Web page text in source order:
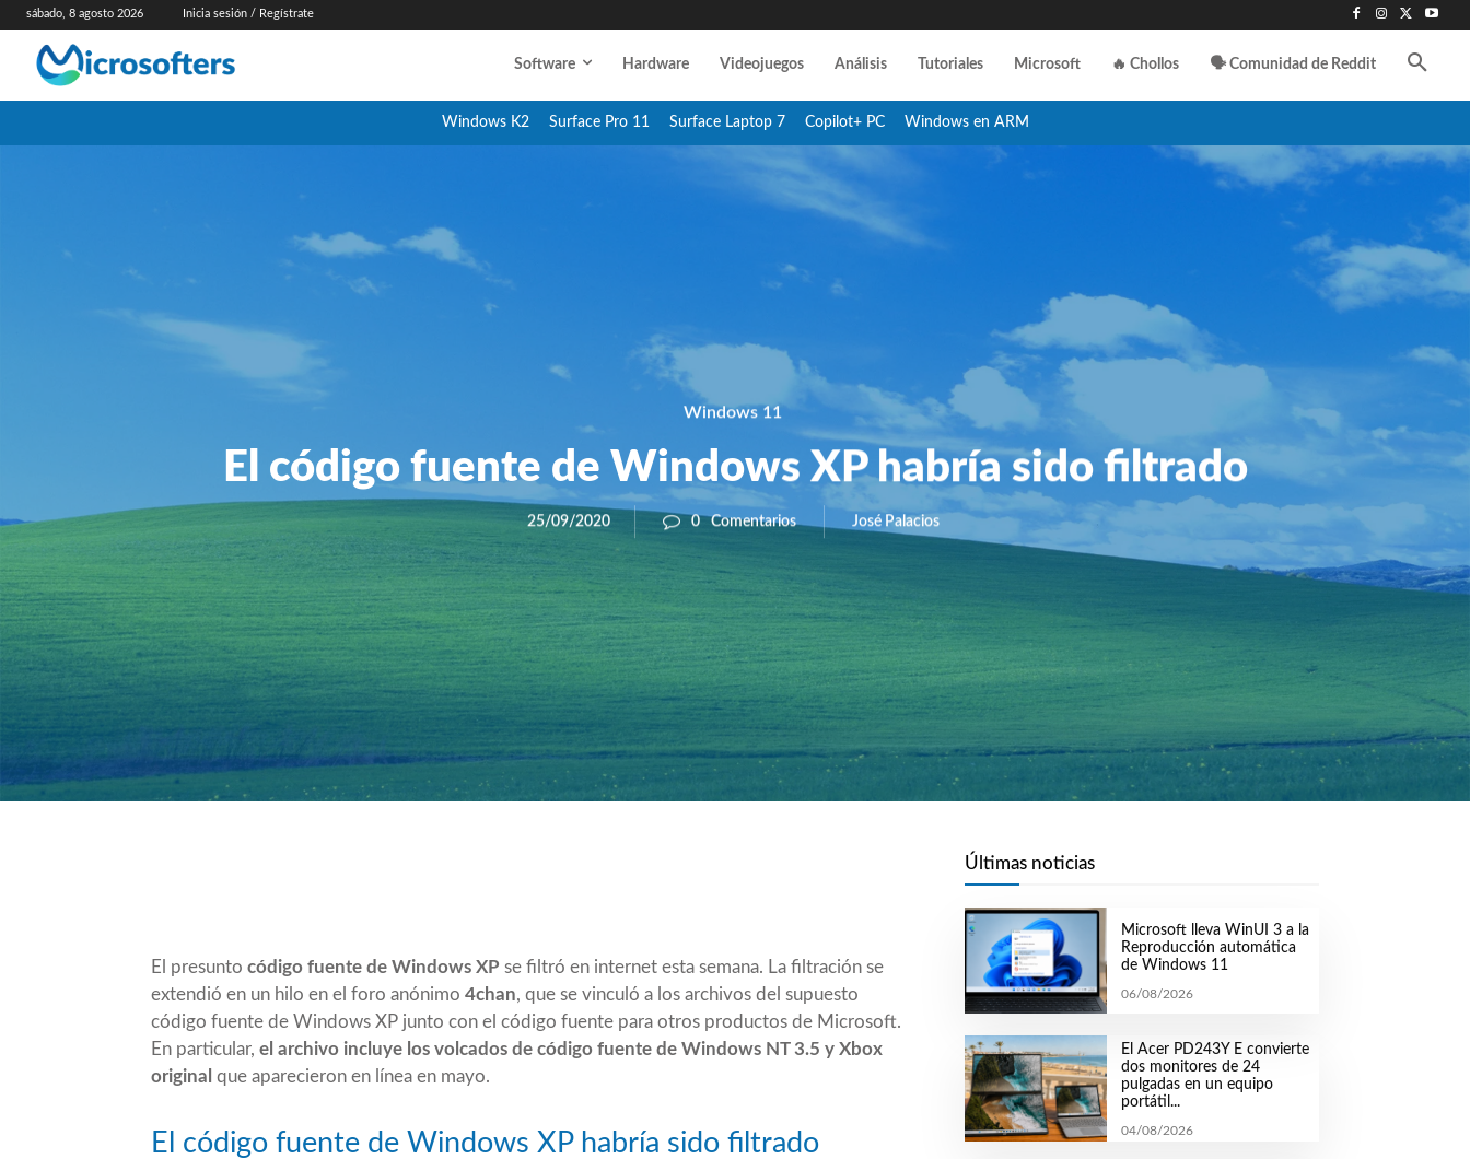
sábado, 8 agosto 2026 Inicia sesión / Regístrate
Software Hardware Videojuegos Análisis Tutoriales Microsoft 🔥 Chollos 🗣️ Comunidad de Reddit
Windows K2 Surface Pro 11 Surface Laptop 7 Copilot+ PC Windows en ARM
Windows 11
El código fuente de Windows XP habría sido filtrado
25/09/2020 0 Comentarios José Palacios
El presunto código fuente de Windows XP se filtró en internet esta semana. La filtración se
extendió en un hilo en el foro anónimo 4chan, que se vinculó a los archivos del supuesto
código fuente de Windows XP junto con el código fuente para otros productos de Microsoft.
En particular, el archivo incluye los volcados de código fuente de Windows NT 3.5 y Xbox
original que aparecieron en línea en mayo.
El código fuente de Windows XP habría sido filtrado
Últimas noticias
Microsoft lleva WinUI 3 a la
Reproducción automática
de Windows 11
06/08/2026
El Acer PD243Y E convierte
dos monitores de 24
pulgadas en un equipo
portátil...
04/08/2026